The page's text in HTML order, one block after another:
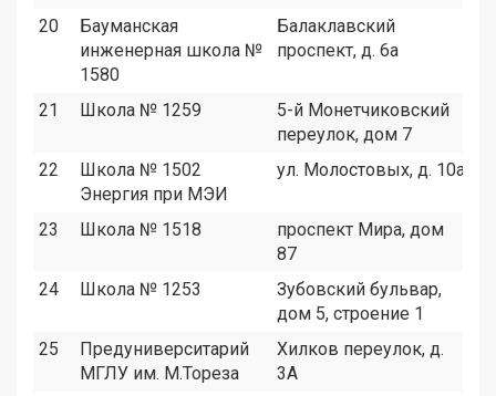
20
Бауманская
инженерная школа №
1580
Балаклавский
проспект, д. 6а
21 Школа № 1259
5-й Монетчиковский
переулок, дом 7
22
Школа № 1502
Энергия при МЭИ
ул. Молостовых, д. 10а
23 Школа № 1518
проспект Мира, дом
87
24 Школа № 1253
Зубовский бульвар,
дом 5, строение 1
25
Предуниверситарий
МГЛУ им. М.Тореза
Хилков переулок, д.
3А